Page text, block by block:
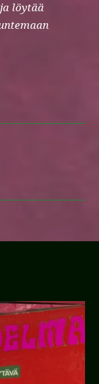
löytää